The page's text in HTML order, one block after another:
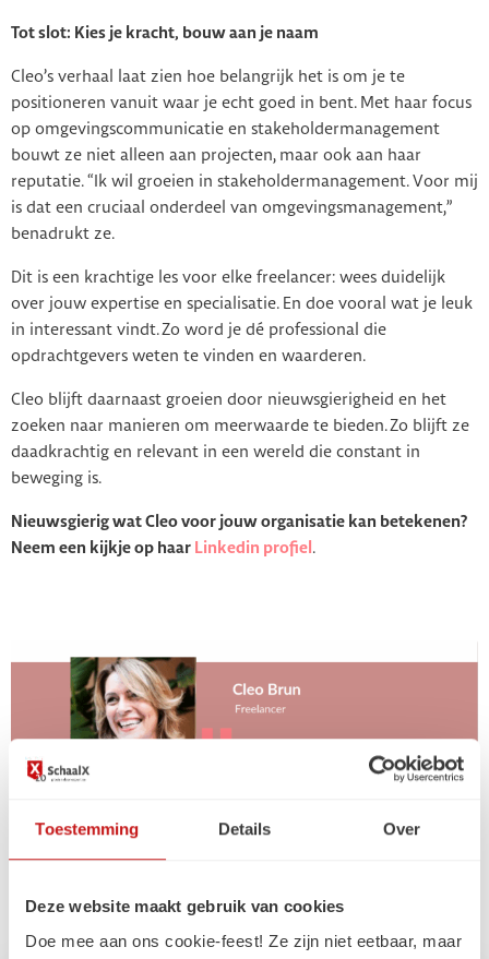
Toestemming Details Over
Deze website maakt gebruik van cookies
Doe mee aan ons cookie-feest! Ze zijn niet eetbaar, maar
Tot slot: Kies je kracht, bouw aan je naam
Cleo’s verhaal laat zien hoe belangrijk het is om je te
positioneren vanuit waar je echt goed in bent. Met haar focus
op omgevingscommunicatie en stakeholdermanagement
bouwt ze niet alleen aan projecten, maar ook aan haar
reputatie. “Ik wil groeien in stakeholdermanagement. Voor mij
is dat een cruciaal onderdeel van omgevingsmanagement,”
benadrukt ze.
Dit is een krachtige les voor elke freelancer: wees duidelijk
over jouw expertise en specialisatie. En doe vooral wat je leuk
in interessant vindt. Zo word je dé professional die
opdrachtgevers weten te vinden en waarderen.
Cleo blijft daarnaast groeien door nieuwsgierigheid en het
zoeken naar manieren om meerwaarde te bieden. Zo blijft ze
daadkrachtig en relevant in een wereld die constant in
beweging is.
Nieuwsgierig wat Cleo voor jouw organisatie kan betekenen?
Neem een kijkje op haar Linkedin profiel .